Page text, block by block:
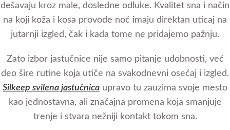
dešavaju kroz male, dosledne odluke. Kvalitet sna i način
na koji koža i kosa provode noć imaju direktan uticaj na
jutarnji izgled, čak i kada tome ne pridajemo pažnju.
Zato izbor jastučnice nije samo pitanje udobnosti, već
deo šire rutine koja utiče na svakodnevni osećaj i izgled.
Silkeep svilena jastučnica upravo tu zauzima svoje mesto
kao jednostavna, ali značajna promena koja smanjuje
trenje i stvara nežniji kontakt tokom sna.